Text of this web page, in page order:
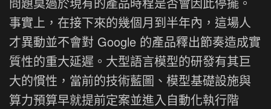
事實上，在接下來的幾個月到半年內，這場人
才異動並不會對 Google 的產品釋出節奏造成實
質性的重大延遲。大型語言模型的研發有其巨
大的慣性，當前的技術藍圖、模型基礎設施與
算力預算早就提前定案並進入自動化執行階